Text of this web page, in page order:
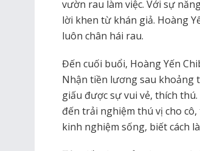
vườn rau làm việc. Với sự
lời khen từ khán giả. Hoàng
luôn chân hái rau.
Đến cuối buổi, Hoàng Yến
Nhận tiền lương sau khoảng
giấu được sự vui vẻ, thích
đến trải nghiệm thú vị cho
kinh nghiệm sống, biết cách